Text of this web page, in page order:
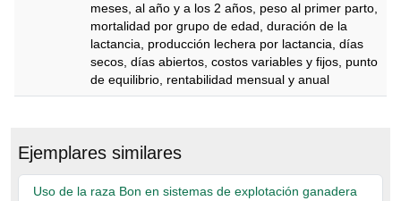
meses, al año y a los 2 años, peso al primer parto,
mortalidad por grupo de edad, duración de la
lactancia, producción lechera por lactancia, días
secos, días abiertos, costos variables y fijos, punto
de equilibrio, rentabilidad mensual y anual
Ejemplares similares
Uso de la raza Bon en sistemas de explotación ganadera